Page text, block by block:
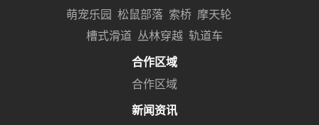
萌宠乐园
松鼠部落 索桥 摩天轮
槽式滑道 丛林穿越 轨道车
合作区域
合作区域
新闻资讯